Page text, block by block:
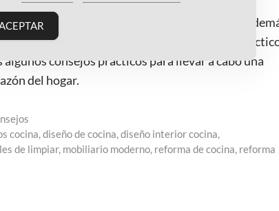
en la renovación de un hogar. La cocina es,
por lo que su diseño debe ser cómodo,
consejos prácticos para llevar a cabo una
del hogar.
cocina,diseño de cocina,diseño interior cocina,
de limpiar, mobiliario moderno, reforma de cocina, reforma
ACEPTAR